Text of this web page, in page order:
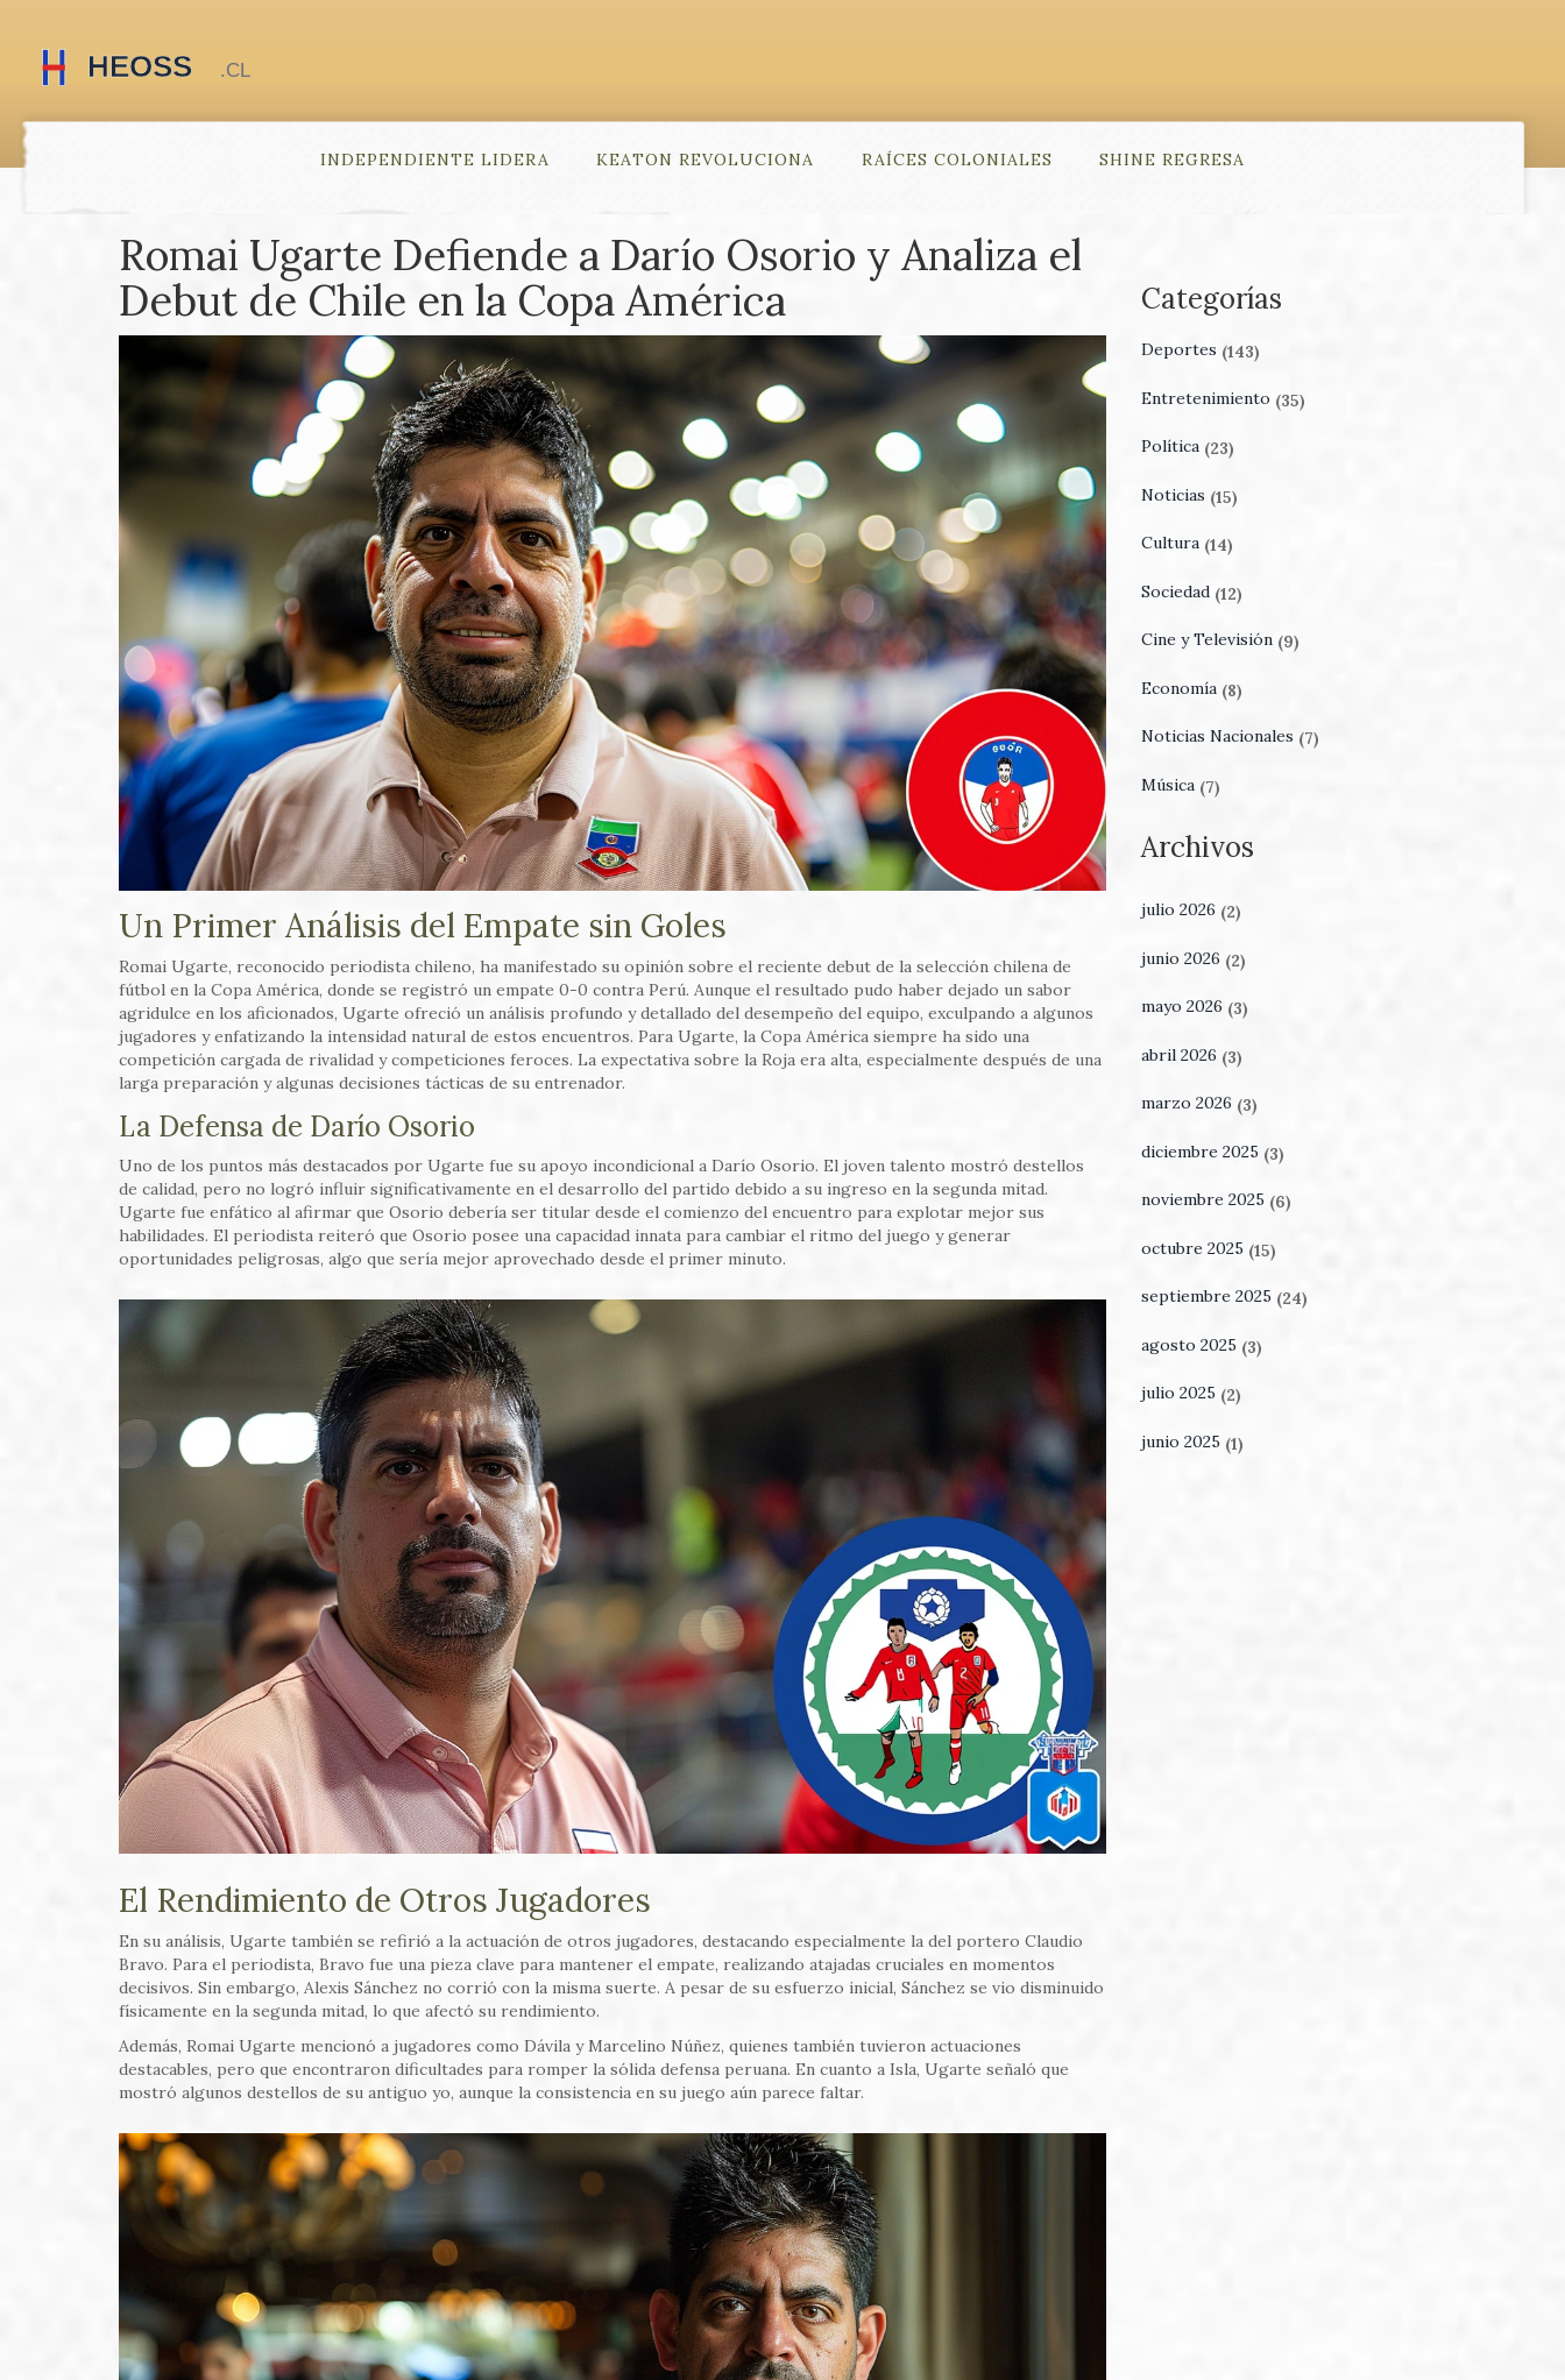
INDEPENDIENTE LIDERA KEATON REVOLUCIONA RAÍCES COLONIALES SHINE REGRESA
Romai Ugarte Defiende a Darío Osorio y Analiza el
Debut de Chile en la Copa América
Un Primer Análisis del Empate sin Goles
Romai Ugarte, reconocido periodista chileno, ha manifestado su opinión sobre el reciente debut de la selección chilena de
fútbol en la Copa América, donde se registró un empate 0-0 contra Perú. Aunque el resultado pudo haber dejado un sabor
agridulce en los aficionados, Ugarte ofreció un análisis profundo y detallado del desempeño del equipo, exculpando a algunos
jugadores y enfatizando la intensidad natural de estos encuentros. Para Ugarte, la Copa América siempre ha sido una
competición cargada de rivalidad y competiciones feroces. La expectativa sobre la Roja era alta, especialmente después de una
larga preparación y algunas decisiones tácticas de su entrenador.
La Defensa de Darío Osorio
Uno de los puntos más destacados por Ugarte fue su apoyo incondicional a Darío Osorio. El joven talento mostró destellos
de calidad, pero no logró influir significativamente en el desarrollo del partido debido a su ingreso en la segunda mitad.
Ugarte fue enfático al afirmar que Osorio debería ser titular desde el comienzo del encuentro para explotar mejor sus
habilidades. El periodista reiteró que Osorio posee una capacidad innata para cambiar el ritmo del juego y generar
oportunidades peligrosas, algo que sería mejor aprovechado desde el primer minuto.
El Rendimiento de Otros Jugadores
En su análisis, Ugarte también se refirió a la actuación de otros jugadores, destacando especialmente la del portero Claudio
Bravo. Para el periodista, Bravo fue una pieza clave para mantener el empate, realizando atajadas cruciales en momentos
decisivos. Sin embargo, Alexis Sánchez no corrió con la misma suerte. A pesar de su esfuerzo inicial, Sánchez se vio disminuido
físicamente en la segunda mitad, lo que afectó su rendimiento.
Además, Romai Ugarte mencionó a jugadores como Dávila y Marcelino Núñez, quienes también tuvieron actuaciones
destacables, pero que encontraron dificultades para romper la sólida defensa peruana. En cuanto a Isla, Ugarte señaló que
mostró algunos destellos de su antiguo yo, aunque la consistencia en su juego aún parece faltar.
Categorías
Deportes (143)
Entretenimiento (35)
Política (23)
Noticias (15)
Cultura (14)
Sociedad (12)
Cine y Televisión (9)
Economía (8)
Noticias Nacionales (7)
Música (7)
Archivos
julio 2026 (2)
junio 2026 (2)
mayo 2026 (3)
abril 2026 (3)
marzo 2026 (3)
diciembre 2025 (3)
noviembre 2025 (6)
octubre 2025 (15)
septiembre 2025 (24)
agosto 2025 (3)
julio 2025 (2)
junio 2025 (1)